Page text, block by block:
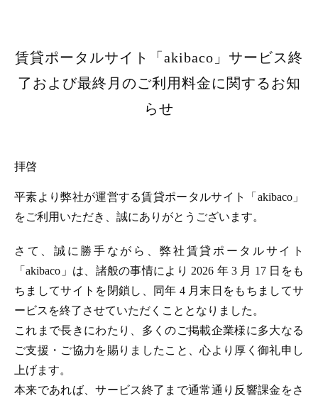
賃貸ポータルサイト「akibaco」サービス終
了および最終月のご利用料金に関するお知
らせ
拝啓
平素より弊社が運営する賃貸ポータルサイト「akibaco」
をご利用いただき、誠にありがとうございます。
さて、誠に勝手ながら、弊社賃貸ポータルサイト
「akibaco」は、諸般の事情により 2026 年 3 月 17 日をも
ちましてサイトを閉鎖し、同年 4 月末日をもちましてサ
ービスを終了させていただくこととなりました。
これまで長きにわたり、多くのご掲載企業様に多大なる
ご支援・ご協力を賜りましたこと、心より厚く御礼申し
上げます。
本来であれば、サービス終了まで通常通り反響課金をさ